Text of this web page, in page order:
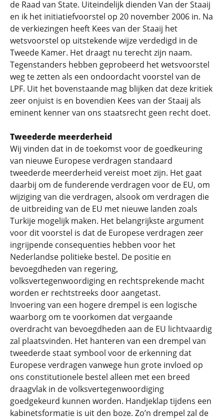
de Raad van State. Uiteindelijk dienden Van der Staaij
en ik het initiatiefvoorstel op 20 november 2006 in. Na
de verkiezingen heeft Kees van der Staaij het
wetsvoorstel op uitstekende wijze verdedigd in de
Tweede Kamer. Het draagt nu terecht zijn naam.
Tegenstanders hebben geprobeerd het wetsvoorstel
weg te zetten als een ondoordacht voorstel van de
LPF. Uit het bovenstaande mag blijken dat deze kritiek
zeer onjuist is en bovendien Kees van der Staaij als
eminent kenner van ons staatsrecht geen recht doet.
Tweederde meerderheid
Wij vinden dat in de toekomst voor de goedkeuring
van nieuwe Europese verdragen standaard
tweederde meerderheid vereist moet zijn. Het gaat
daarbij om de funderende verdragen voor de EU, om
wijziging van die verdragen, alsook om verdragen die
de uitbreiding van de EU met nieuwe landen zoals
Turkije mogelijk maken. Het belangrijkste argument
voor dit voorstel is dat de Europese verdragen zeer
ingrijpende consequenties hebben voor het
Nederlandse politieke bestel. De positie en
bevoegdheden van regering,
volksvertegenwoordiging en rechtsprekende macht
worden er rechtstreeks door aangetast.
Invoering van een hogere drempel is een logische
waarborg om te voorkomen dat vergaande
overdracht van bevoegdheden aan de EU lichtvaardig
zal plaatsvinden. Het hanteren van een drempel van
tweederde staat symbool voor de erkenning dat
Europese verdragen vanwege hun grote invloed op
ons constitutionele bestel alleen met een breed
draagvlak in de volksvertegenwoordiging
goedgekeurd kunnen worden. Handjeklap tijdens een
kabinetsformatie is uit den boze. Zo’n drempel zal de